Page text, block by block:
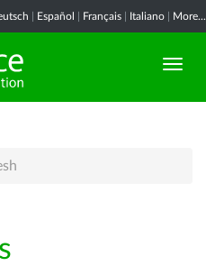
Español Français Italiano More...